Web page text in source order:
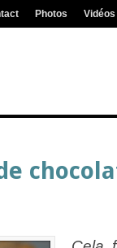
Photos Vidéos